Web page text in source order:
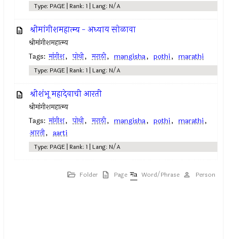
Type: PAGE | Rank: 1 | Lang: N/A
श्रीमांगीशमहात्म्य - अध्याय सोळावा
श्रीमांगीशमहात्म्य
Tags: मांगीश, पोथी, मराठी, mangisha, pothi, marathi
Type: PAGE | Rank: 1 | Lang: N/A
श्रीशंभू महादेवाची आरती
श्रीमांगीशमहात्म्य
Tags: मांगीश, पोथी, मराठी, mangisha, pothi, marathi,
आरती, aarti
Type: PAGE | Rank: 1 | Lang: N/A
Folder Page Word/Phrase Person